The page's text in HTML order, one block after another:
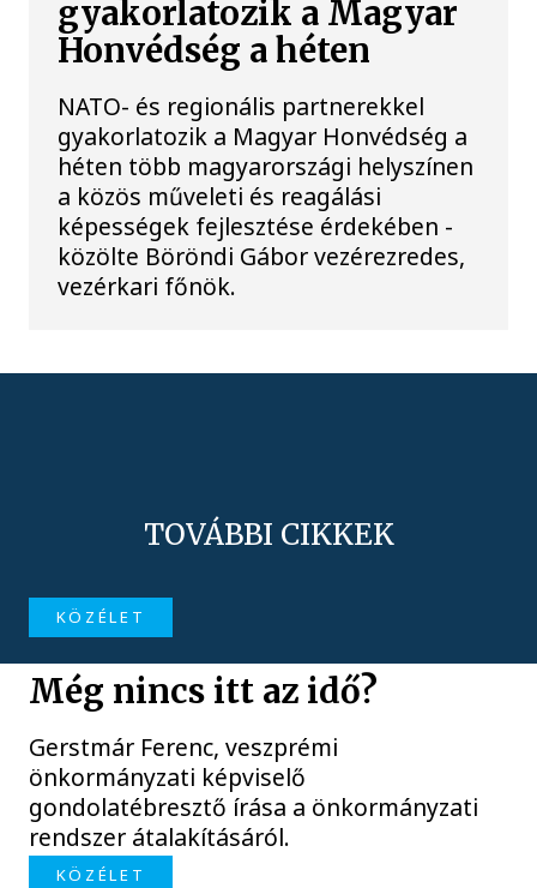
gyakorlatozik a Magyar
Honvédség a héten
NATO- és regionális partnerekkel
gyakorlatozik a Magyar Honvédség a
héten több magyarországi helyszínen
a közös műveleti és reagálási
képességek fejlesztése érdekében -
közölte Böröndi Gábor vezérezredes,
vezérkari főnök.
TOVÁBBI CIKKEK
KÖZÉLET
Még nincs itt az idő?
Gerstmár Ferenc, veszprémi
önkormányzati képviselő
gondolatébresztő írása a önkormányzati
rendszer átalakításáról.
KÖZÉLET